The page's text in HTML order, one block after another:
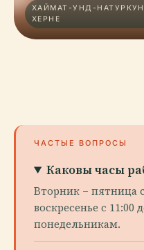
ХАЙМАТ-УНД-
ХЕРНЕ
ЧАСТЫЕ ВОПРОСЫ
Каковы часы
Вторник – пятница
воскресенье с 11:00
понедельникам.